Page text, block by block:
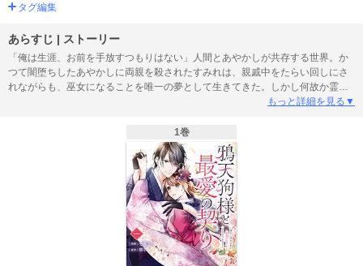
タグ編集
あらすじ | ストーリー
「俺は生涯、お前を手放すつもりはない」人間とあやかしが共存する世界。か
つて闇堕ちしたあやかしに両親を殺されたすみれは、親戚中をたらい回しにさ
れながらも、巫女になることを唯一の夢として生きてきた。しかし何故か霊力
が減少し、今や落ちこぼれとして周囲から虐げられ、その夢も危うい立場。そ
を分け与える血の契約を結ぶ。彼こそが最高の地位と美貌を持つ鴉天狗だっ
た！命を分け合い信じあう心が絆を繋ぐ、王道和風シンデレラストーリーが幕
を開ける！原作琴子先生書き下ろしの特別ストーリーのオーディオドラマが聴
けるQRコード付き♪キャスト：◆すみれ：茅野愛衣、◆蒼：小林千晃 ※オーディ
オドラマの視聴期限は【2026年1月16日】まで※一部の携帯電話・スマートフ
ォン機種によっては読み取れない場合がございます※パケット通信料を含む通
信費用はお客様のご負担となります※やむを得ない事情により当該サービスを
予告なく変更・終了する場合があります
もっと詳細を見る▼
1巻